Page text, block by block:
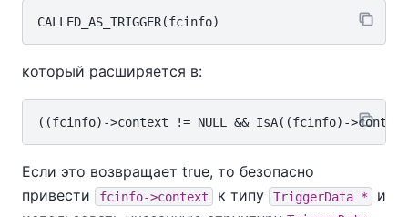
который расширяется в:
Если это возвращает true, то безопасно
привести
fcinfo->context к типу TriggerData *
и